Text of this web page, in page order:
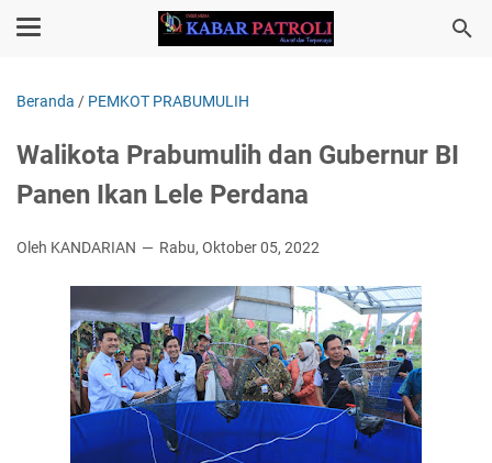
Beranda / PEMKOT PRABUMULIH
Walikota Prabumulih dan Gubernur BI
Panen Ikan Lele Perdana
Oleh KANDARIAN Rabu, Oktober 05, 2022